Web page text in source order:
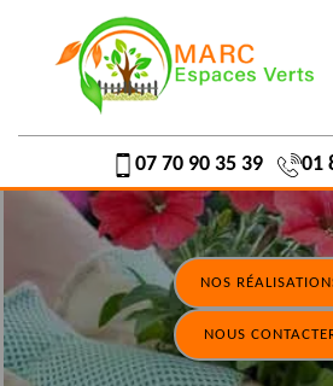
07 70 90 35 39 01
NOS
NOUS